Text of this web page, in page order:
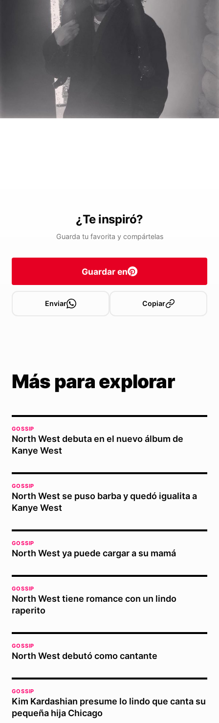
¿Te inspiró?
Guarda tu favorita y compártelas
Guardar en
Enviar Copiar
Más para explorar
GOSSIP
North West debuta en el nuevo álbum de
Kanye West
GOSSIP
North West se puso barba y quedó igualita a
Kanye West
GOSSIP
North West ya puede cargar a su mamá
GOSSIP
North West tiene romance con un lindo
raperito
GOSSIP
North West debutó como cantante
GOSSIP
Kim Kardashian presume lo lindo que canta su
pequeña hija Chicago